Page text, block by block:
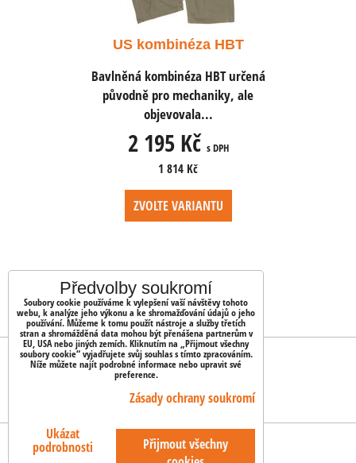
US kombinéza HBT
Bavlněná kombinéza HBT určená
původně pro mechaniky, ale
objevovala...
2 195 Kč s DPH
1 814 Kč
ZVOLTE VARIANTU
OBJEDNÁVKY
Předvolby soukromí Zásady ochrany soukromí
Předvolby soukromí
Soubory cookie používáme k vylepšení vaší návštěvy tohoto
webu, k analýze jeho výkonu a ke shromažďování údajů o jeho
používání. Můžeme k tomu použít nástroje a služby třetích
stran a shromážděná data mohou být přenášena partnerům v
EU, USA nebo jiných zemích. Kliknutím na „Přijmout všechny
soubory cookie“ vyjadřujete svůj souhlas s tímto zpracováním.
Níže můžete najít podrobné informace nebo upravit své
preference.
Zásady ochrany soukromí
Ukázat
podrobnosti
Přijmout všechny